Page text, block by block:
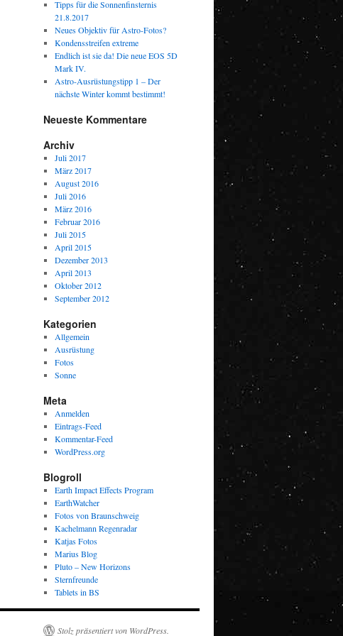
Tipps für die Sonnenfinsternis
21.8.2017
Neues Objektiv für Astro-Fotos?
Kondensstreifen extreme
Endlich ist sie da! Die neue EOS 5D
Mark IV.
Astro-Ausrüstungstipp 1 – Der
nächste Winter kommt bestimmt!
Neueste Kommentare
Archiv
Juli 2017
März 2017
August 2016
Juli 2016
März 2016
Februar 2016
Juli 2015
April 2015
Dezember 2013
April 2013
Oktober 2012
September 2012
Kategorien
Allgemein
Ausrüstung
Fotos
Sonne
Meta
Anmelden
Eintrags-Feed
Kommentar-Feed
WordPress.org
Blogroll
Earth Impact Effects Program
EarthWatcher
Fotos von Braunschweig
Kachelmann Regenradar
Katjas Fotos
Marius Blog
Pluto – New Horizons
Sternfreunde
Tablets in BS
Stolz präsentiert von WordPress.